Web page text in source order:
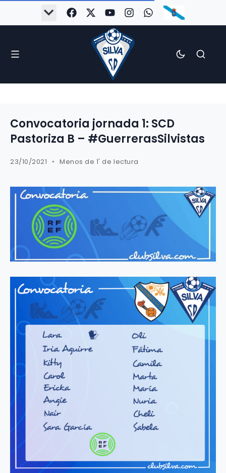
Convocatoria jornada 1: SCD
Pastoriza B – #GuerrerasSilvistas
23/10/2021 Menos de 1' de lectura